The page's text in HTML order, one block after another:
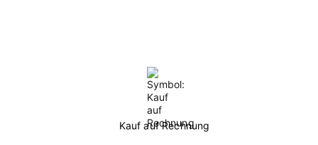
Kauf auf Rechnung